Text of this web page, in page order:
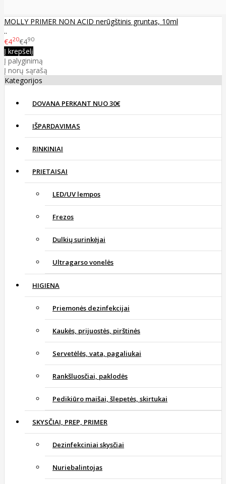
MOLLY PRIMER NON ACID nerūgštinis gruntas, 10ml
..
€420€490
Į krepšelį
Į palyginimą
Į norų sąrašą
Kategorijos
DOVANA PERKANT NUO 30€
IŠPARDAVIMAS
RINKINIAI
PRIETAISAI
LED/UV lempos
Frezos
Dulkių surinkėjai
Ultragarso vonelės
HIGIENA
Priemonės dezinfekcijai
Kaukės, prijuostės, pirštinės
Servetėlės, vata, pagaliukai
Rankšluosčiai, paklodės
Pedikiūro maišai, šlepetės, skirtukai
SKYSČIAI, PREP, PRIMER
Dezinfekciniai skysčiai
Nuriebalintojas